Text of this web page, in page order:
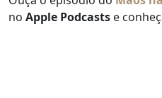
no Apple Podcasts e